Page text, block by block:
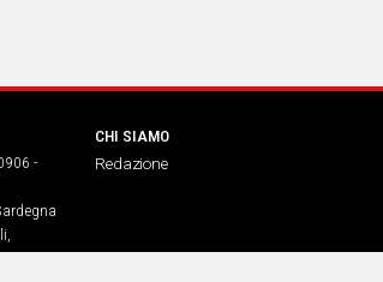
-
aprile 2017
CHI SIAMO
Redazione